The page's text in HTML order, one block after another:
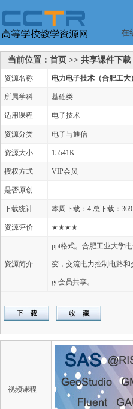
在
当前位置：首页 >> 共享课件下
资源名称 电力电子技术（合肥工大）
所属学科 基础类
适用课程 电子技术
资源分类 电子与通信
资源大小 15541K
授权方式 VIP会员
是否原创
下载统计 本周下载：4 总下载：369
资源评价 ★★★★
资源简介
ppt格式。合肥工业大学
变，交流电力控制电路
gc会员共享。
视频课程